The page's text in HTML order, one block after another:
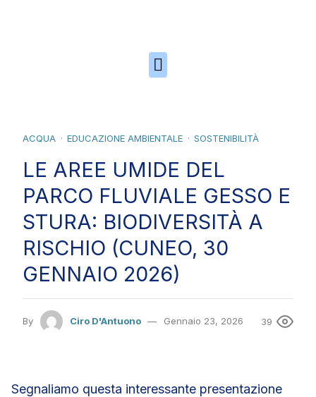
ACQUA EDUCAZIONE AMBIENTALE SOSTENIBILITÀ
LE AREE UMIDE DEL
PARCO FLUVIALE GESSO E
STURA: BIODIVERSITÀ A
RISCHIO (CUNEO, 30
GENNAIO 2026)
By Ciro D'Antuono Gennaio 23, 2026 39
Segnaliamo questa interessante presentazione